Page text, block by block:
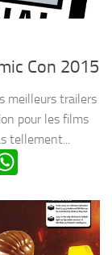
Con 2015
meilleurs trailers
pour les films
tellement...